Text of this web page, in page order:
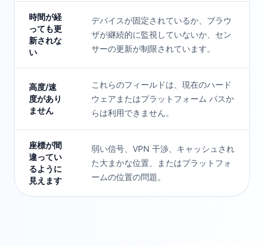
時間が経
っても更
新されな
い
デバイスが固定されているか、ブラウ
ザが継続的に監視していないか、セン
サーの更新が制限されています。
高度/速
度があり
ません
これらのフィールドは、現在のハード
ウェアまたはプラットフォーム パスか
らは利用できません。
座標が間
違ってい
るように
見えます
弱い信号、VPN 干渉、キャッシュされ
た大まかな位置、またはプラットフォ
ームの位置の問題。